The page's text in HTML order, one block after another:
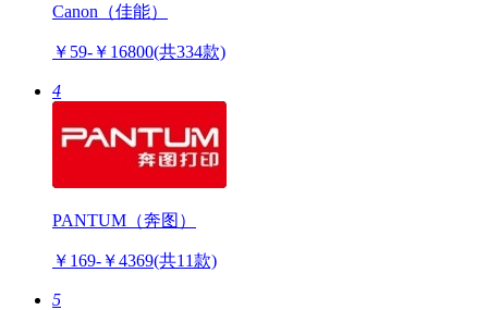
Canon（佳能）
￥59-￥16800(共334款)
4
PANTUM（奔图）
￥169-￥4369(共11款)
5